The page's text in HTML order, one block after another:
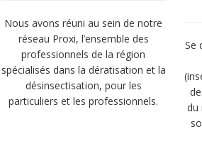
Nous avons réuni au sein de notre
réseau Proxi, l’ensemble des
professionnels de la région
spécialisés dans la dératisation et la
désinsectisation, pour les
particuliers et les professionnels.
Se
du